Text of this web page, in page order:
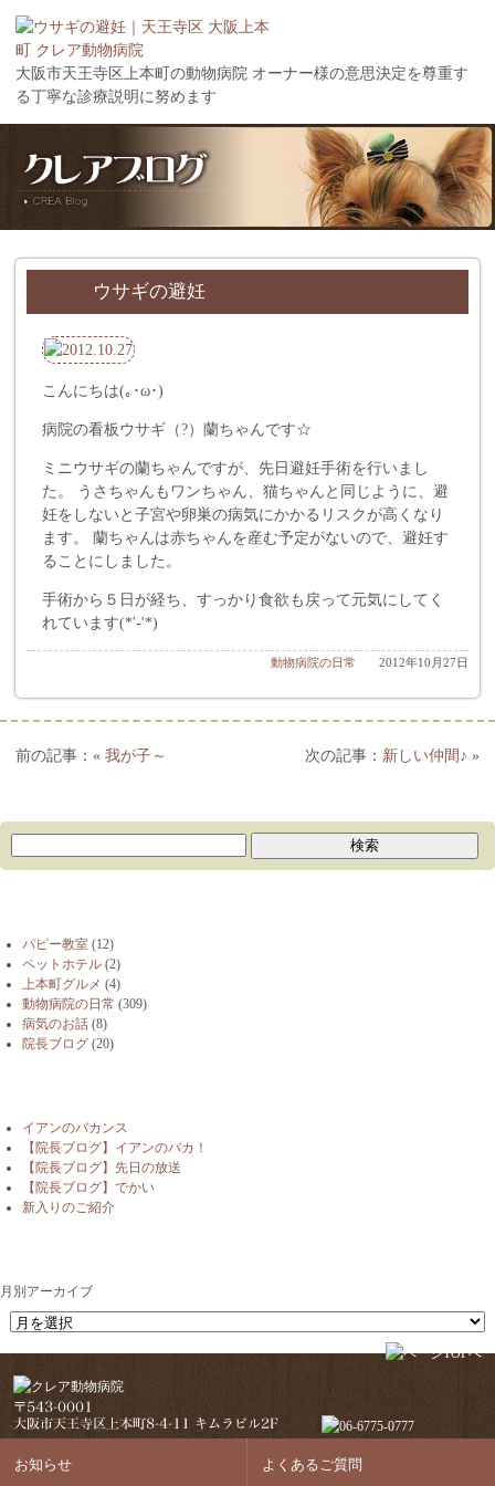
大阪市天王寺区上本町の動物病院 オーナー様の意思決定を尊重す
る丁寧な診療説明に努めます
ウサギの避妊
こんにちは(｡･ω･)
病院の看板ウサギ（?）蘭ちゃんです☆
ミニウサギの蘭ちゃんですが、先日避妊手術を行いまし
た。 うさちゃんもワンちゃん、猫ちゃんと同じように、避
妊をしないと子宮や卵巣の病気にかかるリスクが高くなり
ます。 蘭ちゃんは赤ちゃんを産む予定がないので、避妊す
ることにしました。
手術から５日が経ち、すっかり食欲も戻って元気にしてく
れています(*'-'*)
2012年10月27日
動物病院の日常
« 我が子～ 新しい仲間♪ »
パピー教室 (12)
ペットホテル (2)
上本町グルメ (4)
動物病院の日常 (309)
病気のお話 (8)
院長ブログ (20)
イアンのバカンス
【院長ブログ】イアンのバカ！
【院長ブログ】先日の放送
【院長ブログ】でかい
新入りのご紹介
月別アーカイブ
お知らせ よくあるご質問